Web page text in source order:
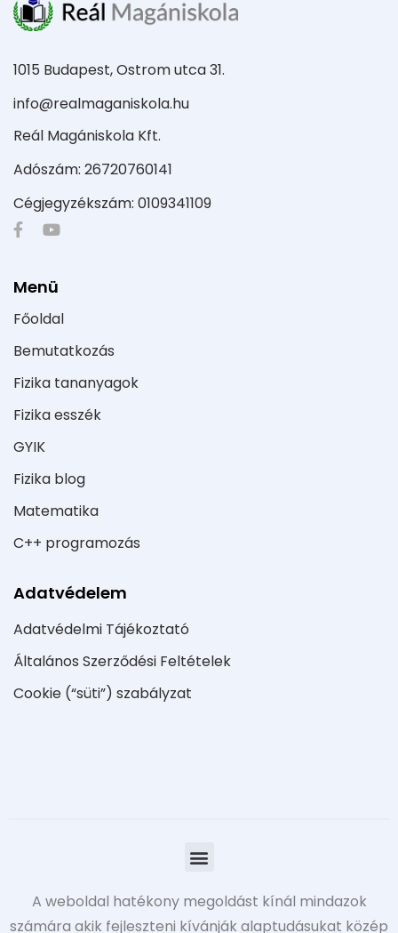
1015 Budapest, Ostrom utca 31.
info@realmaganiskola.hu
Reál Magániskola Kft.
Adószám: 26720760141
Cégjegyzékszám: 0109341109
Menü
Főoldal
Bemutatkozás
Fizika tananyagok
Fizika esszék
GYIK
Fizika blog
Matematika
C++ programozás
Adatvédelem
Adatvédelmi Tájékoztató
Általános Szerződési Feltételek
Cookie (“süti”) szabályzat
A weboldal hatékony megoldást kínál mindazok
számára akik fejleszteni kívánják alaptudásukat közép